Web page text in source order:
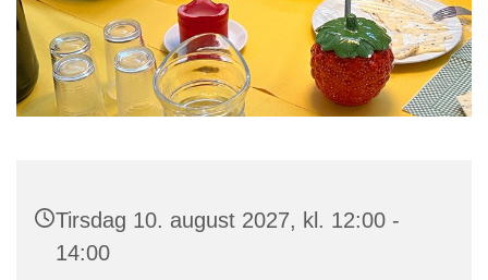
Tirsdag 10. august 2027, kl. 12:00 -
14:00